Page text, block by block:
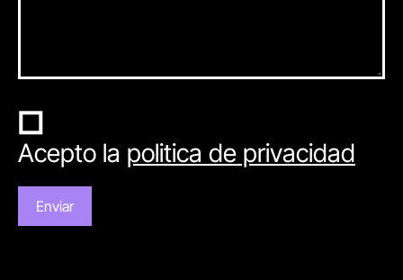
Acepto la politica de privacidad